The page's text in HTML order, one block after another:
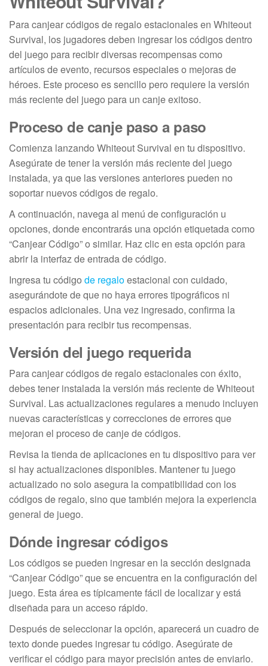
Para canjear códigos de regalo estacionales en Whiteout
Survival, los jugadores deben ingresar los códigos dentro
del juego para recibir diversas recompensas como
artículos de evento, recursos especiales o mejoras de
héroes. Este proceso es sencillo pero requiere la versión
más reciente del juego para un canje exitoso.
Proceso de canje paso a paso
Comienza lanzando Whiteout Survival en tu dispositivo.
Asegúrate de tener la versión más reciente del juego
instalada, ya que las versiones anteriores pueden no
soportar nuevos códigos de regalo.
A continuación, navega al menú de configuración u
opciones, donde encontrarás una opción etiquetada como
“Canjear Código” o similar. Haz clic en esta opción para
abrir la interfaz de entrada de código.
Ingresa tu código de regaloestacional con cuidado,
asegurándote de que no haya errores tipográficos ni
espacios adicionales. Una vez ingresado, confirma la
presentación para recibir tus recompensas.
Versión del juego requerida
Para canjear códigos de regalo estacionales con éxito,
debes tener instalada la versión más reciente de Whiteout
Survival. Las actualizaciones regulares a menudo incluyen
nuevas características y correcciones de errores que
mejoran el proceso de canje de códigos.
Revisa la tienda de aplicaciones en tu dispositivo para ver
si hay actualizaciones disponibles. Mantener tu juego
actualizado no solo asegura la compatibilidad con los
códigos de regalo, sino que también mejora la experiencia
general de juego.
Dónde ingresar códigos
Los códigos se pueden ingresar en la sección designada
“Canjear Código” que se encuentra en la configuración del
juego. Esta área es típicamente fácil de localizar y está
diseñada para un acceso rápido.
Después de seleccionar la opción, aparecerá un cuadro de
texto donde puedes ingresar tu código. Asegúrate de
verificar el código para mayor precisión antes de enviarlo.